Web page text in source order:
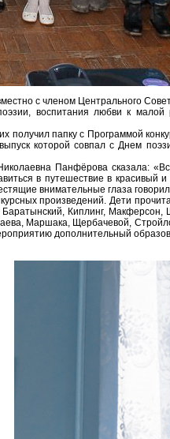
с членом Центрального
воспитания любви к малой
получил папку с Программой
которой совпал с Днем
Панфёрова сказала:
в путешествие в красивый
внимательные глаза
произведений. Дети
Киплинг,
Маршака, Щербачевой,
дополнительный